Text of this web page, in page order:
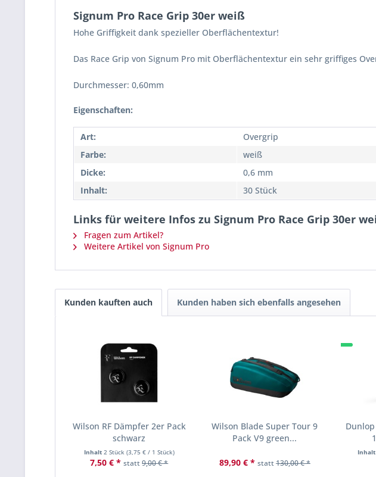
Signum Pro Race Grip 30er weiß
Hohe Griffigkeit dank spezieller Oberflächentextur!
Das Race Grip von Signum Pro mit Oberflächentextur ein sehr griffiges
Durchmesser: 0,60mm
Eigenschaften:
Art:
Overgrip
Farbe:
weiß
Dicke:
0,6 mm
Inhalt:
30 Stück
Links für weitere Infos zu Signum Pro Race Grip 30er
Fragen zum Artikel?
Weitere Artikel von Signum Pro
Kunden kauften auch Kunden haben sich ebenfalls angesehen
Wilson RF Dämpfer 2er Pack
schwarz
Inhalt 2 Stück (3,75 €/ 1 Stück)
7,50 € * statt9,00 € *
Wilson Blade Super Tour 9
Pack V9 green...
89,90 € * statt130,00 € *
Inhalt